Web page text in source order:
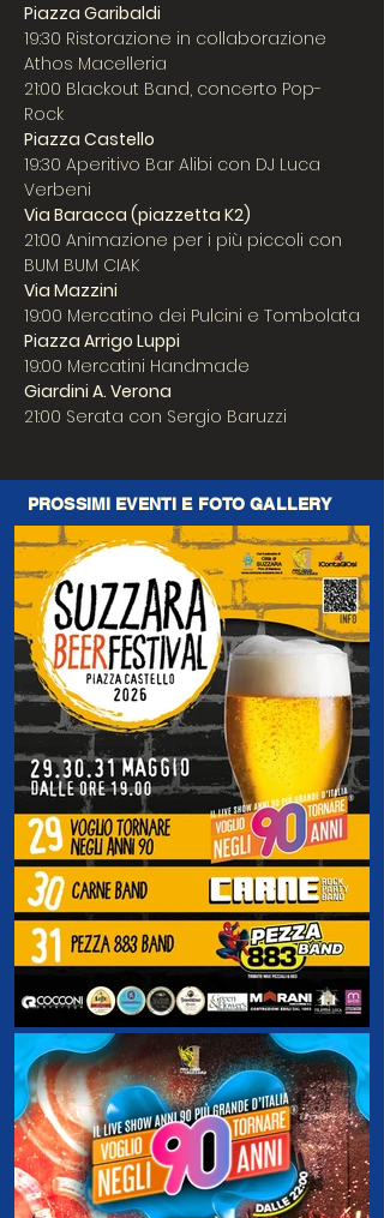
Piazza Garibaldi
19:30 Ristorazione in collaborazione
Athos Macelleria
21:00 Blackout Band, concerto Pop-
Rock
Piazza Castello
19:30 Aperitivo Bar Alibi con DJ Luca
Verbeni
Via Baracca (piazzetta K2)
21:00 Animazione per i più piccoli con
BUM BUM CIAK
Via Mazzini
19:00 Mercatino dei Pulcini e Tombolata
Piazza Arrigo Luppi
19:00 Mercatini Handmade
Giardini A. Verona
21:00 Serata con Sergio Baruzzi
PROSSIMI EVENTI E FOTO GALLERY